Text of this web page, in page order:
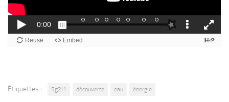
Étiquettes : 5g2l1 découverte eau énergie